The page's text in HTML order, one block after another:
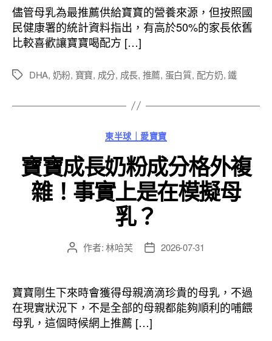
者
佈
日
期
儘管母乳為最推薦供給寶寶的營養來源，但按照國
民健康署的統計資料指出，有高於50%的家長依舊
比較喜歡讓寶寶喝配方 […]
標
DHA, 奶粉, 寶寶, 成分, 成長, 推薦, 蛋白質, 配方奶,鐵
分
類
東半球｜愛寶寶
寶寶成長奶粉成分格外複
雜！事實上是在模擬母
乳？
文
者
作者:林哈芙
文
佈
日
期
2026-07-31
寶寶剛生下來時會獲得母親滴滴珍貴的母乳，不過
在現實狀況下，不是全部的母親都能夠順利的哺餵
母乳，這個時候網上推薦 […]